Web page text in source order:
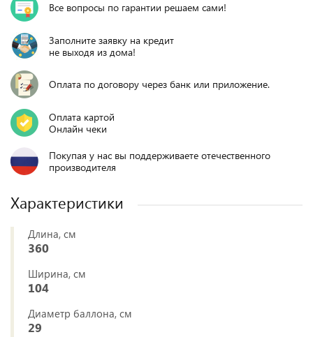
Все вопросы по гарантии решаем сами!
Заполните заявку на кредит
не выходя из дома!
Оплата по договору через банк или приложение.
Оплата картой
Онлайн чеки
Покупая у нас вы поддерживаете отечественного
производителя
Характеристики
Длина, см
360
Ширина, см
104
Диаметр баллона, см
29